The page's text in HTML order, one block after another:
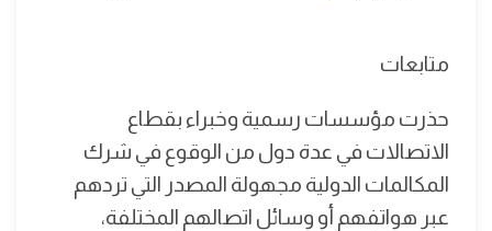
متابعات
حذرت مؤسسات رسمية وخبراء بقطاع
الاتصالات في عدة دول من الوقوع في شرك
المكالمات الدولية مجهولة المصدر التي تردهم
عبر هواتفهم أو وسائل اتصالهم المختلفة،